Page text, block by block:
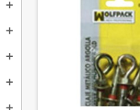
add
add
add
add